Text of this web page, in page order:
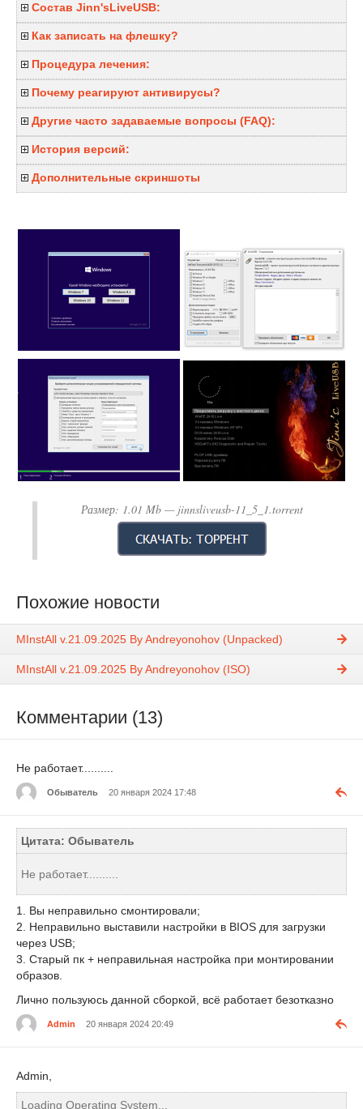
Состав Jinn'sLiveUSB:
Как записать на флешку?
Процедура лечения:
Почему реагируют антивирусы?
Другие часто задаваемые вопросы (FAQ):
История версий:
Дополнительные скриншоты
Размер: 1.01 Mb — jinnsliveusb-11_5_1.torrent
Похожие новости
MInstAll v.21.09.2025 By Andreyonohov (Unpacked)
MInstAll v.21.09.2025 By Andreyonohov (ISO)
Комментарии (13)
Не работает..........
Обыватель 20 января 2024 17:48
Цитата: Обыватель
Не работает..........
1. Вы неправильно смонтировали;
2. Неправильно выставили настройки в BIOS для загрузки
через USB;
3. Старый пк + неправильная настройка при монтировании
образов.
Лично пользуюсь данной сборкой, всё работает безотказно
Admin 20 января 2024 20:49
Admin,
Loading Operating System...